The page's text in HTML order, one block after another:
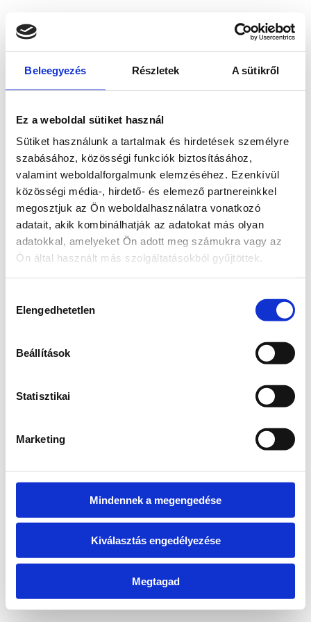
Beleegyezés Részletek A sütikről
Ez a weboldal sütiket használ
Sütiket használunk a tartalmak és hirdetések személyre
szabásához, közösségi funkciók biztosításához,
valamint weboldalforgalmunk elemzéséhez. Ezenkívül
közösségi média-, hirdető- és elemező partnereinkkel
megosztjuk az Ön weboldalhasználatra vonatkozó
adatait, akik kombinálhatják az adatokat más olyan
adatokkal, amelyeket Ön adott meg számukra vagy az
Ön által használt más szolgáltatásokból gyűjtöttek.
kiválasztása
Elengedhetetlen
Beállítások
Statisztikai
Marketing
Mindennek a megengedése
Kiválasztás engedélyezése
Megtagad
loadingwww.bicapp.hu
(see the browser console for more